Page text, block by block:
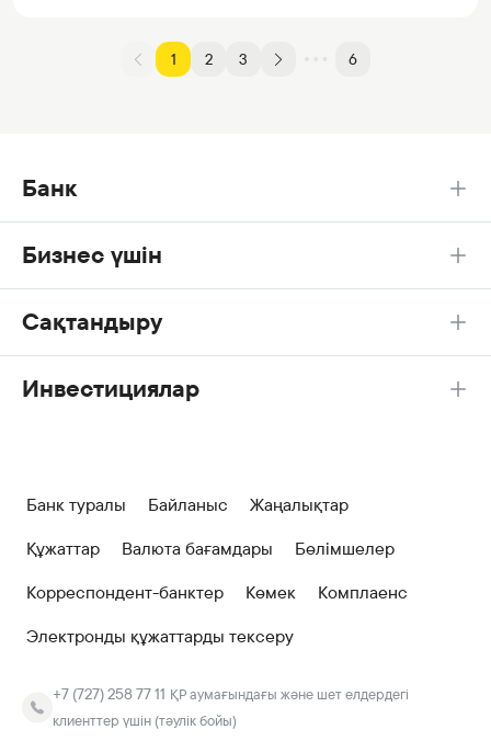
1 2 3 6
Банк
Бизнес үшін
Сақтандыру
Инвестициялар
Банк туралы Байланыс
Жаңалықтар
Құжаттар
Валюта бағамдары
Бөлімшелер
Корреспондент-банктер
Көмек
Комплаенс
Электронды құжаттарды тексеру
+7 (727) 258 77 11 ҚР аумағындағы және шет елдердегі
клиенттер үшін (тәулік бойы)